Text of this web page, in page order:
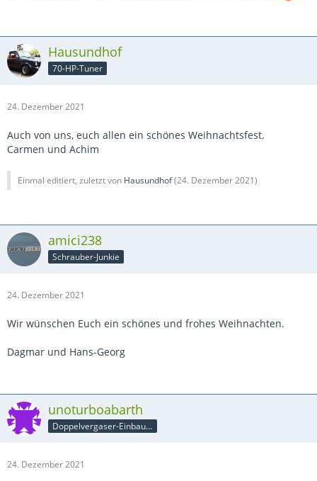
Hausundhof
70-HP-Tuner
24. Dezember 2021
Auch von uns, euch allen ein schönes Weihnachtsfest.
Carmen und Achim
Einmal editiert, zuletzt von Hausundhof(24. Dezember 2021)
amici238
Schrauber-Junkie
24. Dezember 2021
Wir wünschen Euch ein schönes und frohes Weihnachten.
Dagmar und Hans-Georg
unoturboabarth
Doppelvergaser-Einbauer
24. Dezember 2021